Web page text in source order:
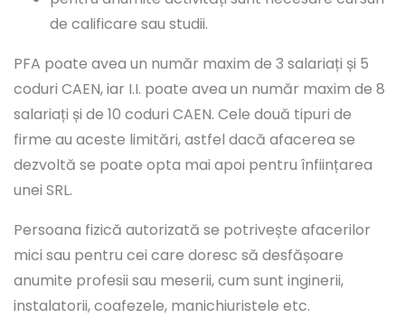
de calificare sau studii.
PFA poate avea un număr maxim de 3 salariați și 5
coduri CAEN, iar I.I. poate avea un număr maxim de 8
salariați și de 10 coduri CAEN. Cele două tipuri de
firme au aceste limitări, astfel dacă afacerea se
dezvoltă se poate opta mai apoi pentru înființarea
unei SRL.
Persoana fizică autorizată se potrivește afacerilor
mici sau pentru cei care doresc să desfășoare
anumite profesii sau meserii, cum sunt inginerii,
instalatorii, coafezele, manichiuristele etc.